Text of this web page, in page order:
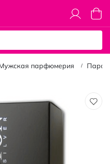
Моя
парфюмерия